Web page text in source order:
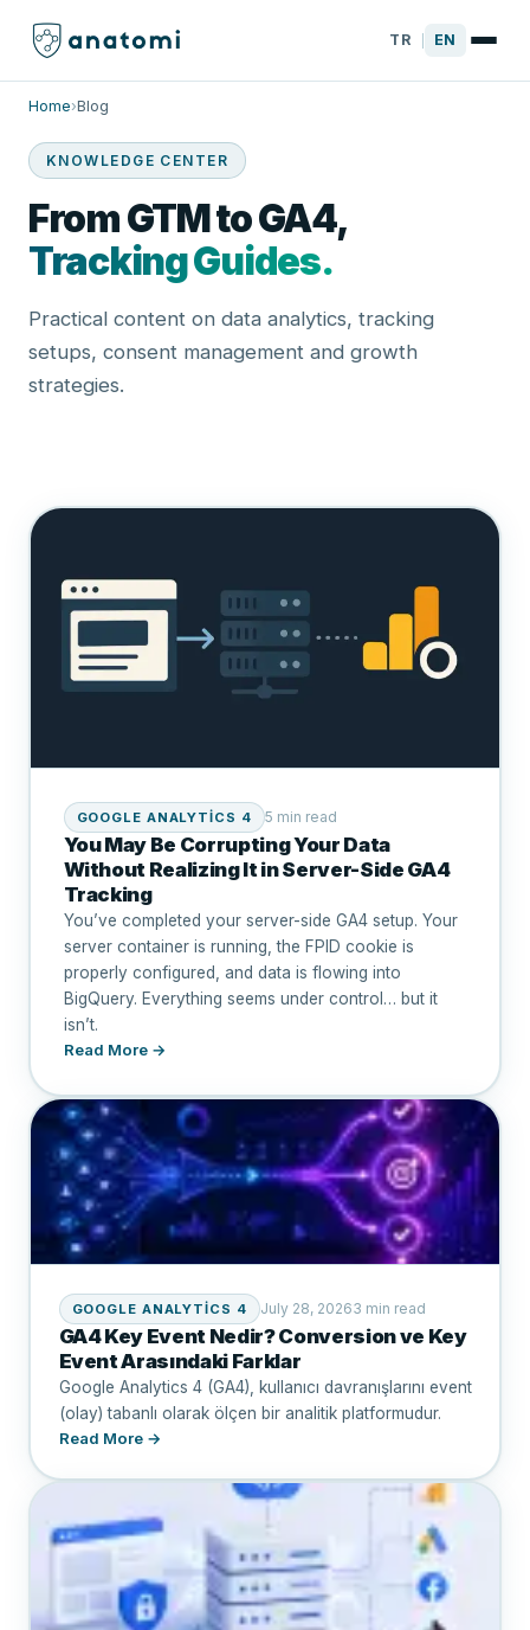
TR EN
Home›Blog
KNOWLEDGE CENTER
From GTM to GA4,
Tracking Guides.
Practical content on data analytics, tracking
setups, consent management and growth
strategies.
GOOGLE ANALYTICS 4 5 min read
You May Be Corrupting Your Data
Without Realizing It in Server-Side GA4
Tracking
You’ve completed your server-side GA4 setup. Your
server container is running, the FPID cookie is
properly configured, and data is flowing into
BigQuery. Everything seems under control… but it
isn’t.
Read More →
GOOGLE ANALYTICS 4 July 28, 20263 min read
GA4 Key Event Nedir? Conversion ve Key
Event Arasındaki Farklar
Google Analytics 4 (GA4), kullanıcı davranışlarını event
(olay) tabanlı olarak ölçen bir analitik platformudur.
Read More →